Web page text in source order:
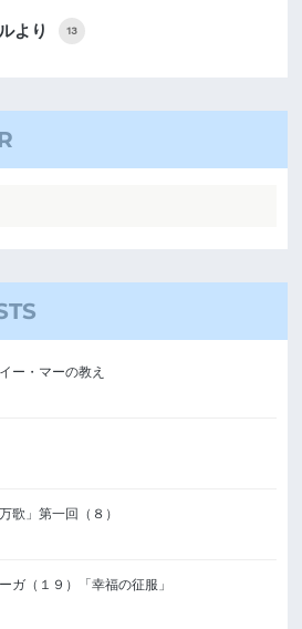
より 13
ー・マーの教え
歌」第一回（８）
ガ（１９）「幸福の征服」